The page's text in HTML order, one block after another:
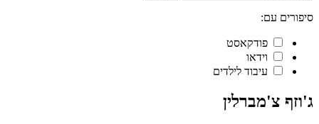
סיפורים עם:
פודקאסט
וידאו
עיבוד לילדים
ג'וזף צ'מברלין